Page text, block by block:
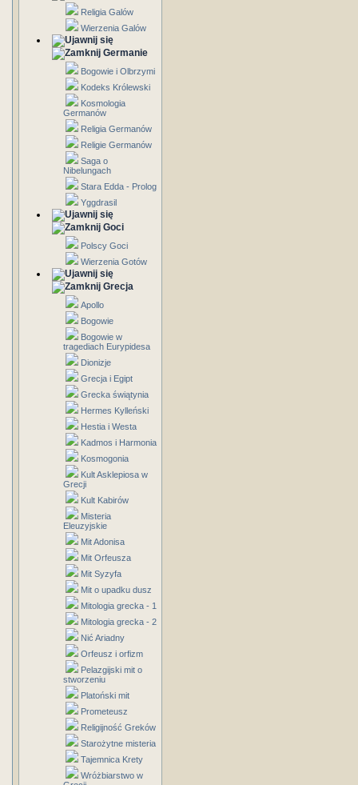
Religia Galów
Wierzenia Galów
Germanie
Bogowie i Olbrzymi
Kodeks Królewski
Kosmologia
Germanów
Religia Germanów
Religie Germanów
Saga o
Nibelungach
Stara Edda - Prolog
Yggdrasil
Goci
Polscy Goci
Wierzenia Gotów
Grecja
Apollo
Bogowie
Bogowie w
tragediach Eurypidesa
Dionizje
Grecja i Egipt
Grecka świątynia
Hermes Kylleński
Hestia i Westa
Kadmos i Harmonia
Kosmogonia
Kult Asklepiosa w
Grecji
Kult Kabirów
Misteria
Eleuzyjskie
Mit Adonisa
Mit Orfeusza
Mit Syzyfa
Mit o upadku dusz
Mitologia grecka - 1
Mitologia grecka - 2
Nić Ariadny
Orfeusz i orfizm
Pelazgijski mit o
stworzeniu
Platoński mit
Prometeusz
Religijność Greków
Starożytne misteria
Tajemnica Krety
Wróżbiarstwo w